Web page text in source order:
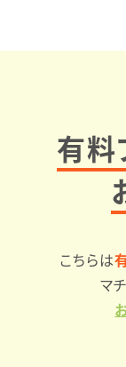
有料
こちらは
マ